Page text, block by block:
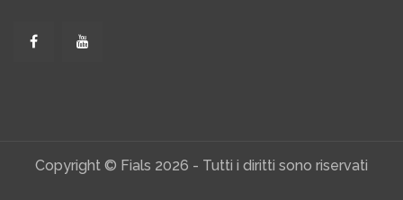
Copyright © Fials 2026 - Tutti i diritti sono riservati